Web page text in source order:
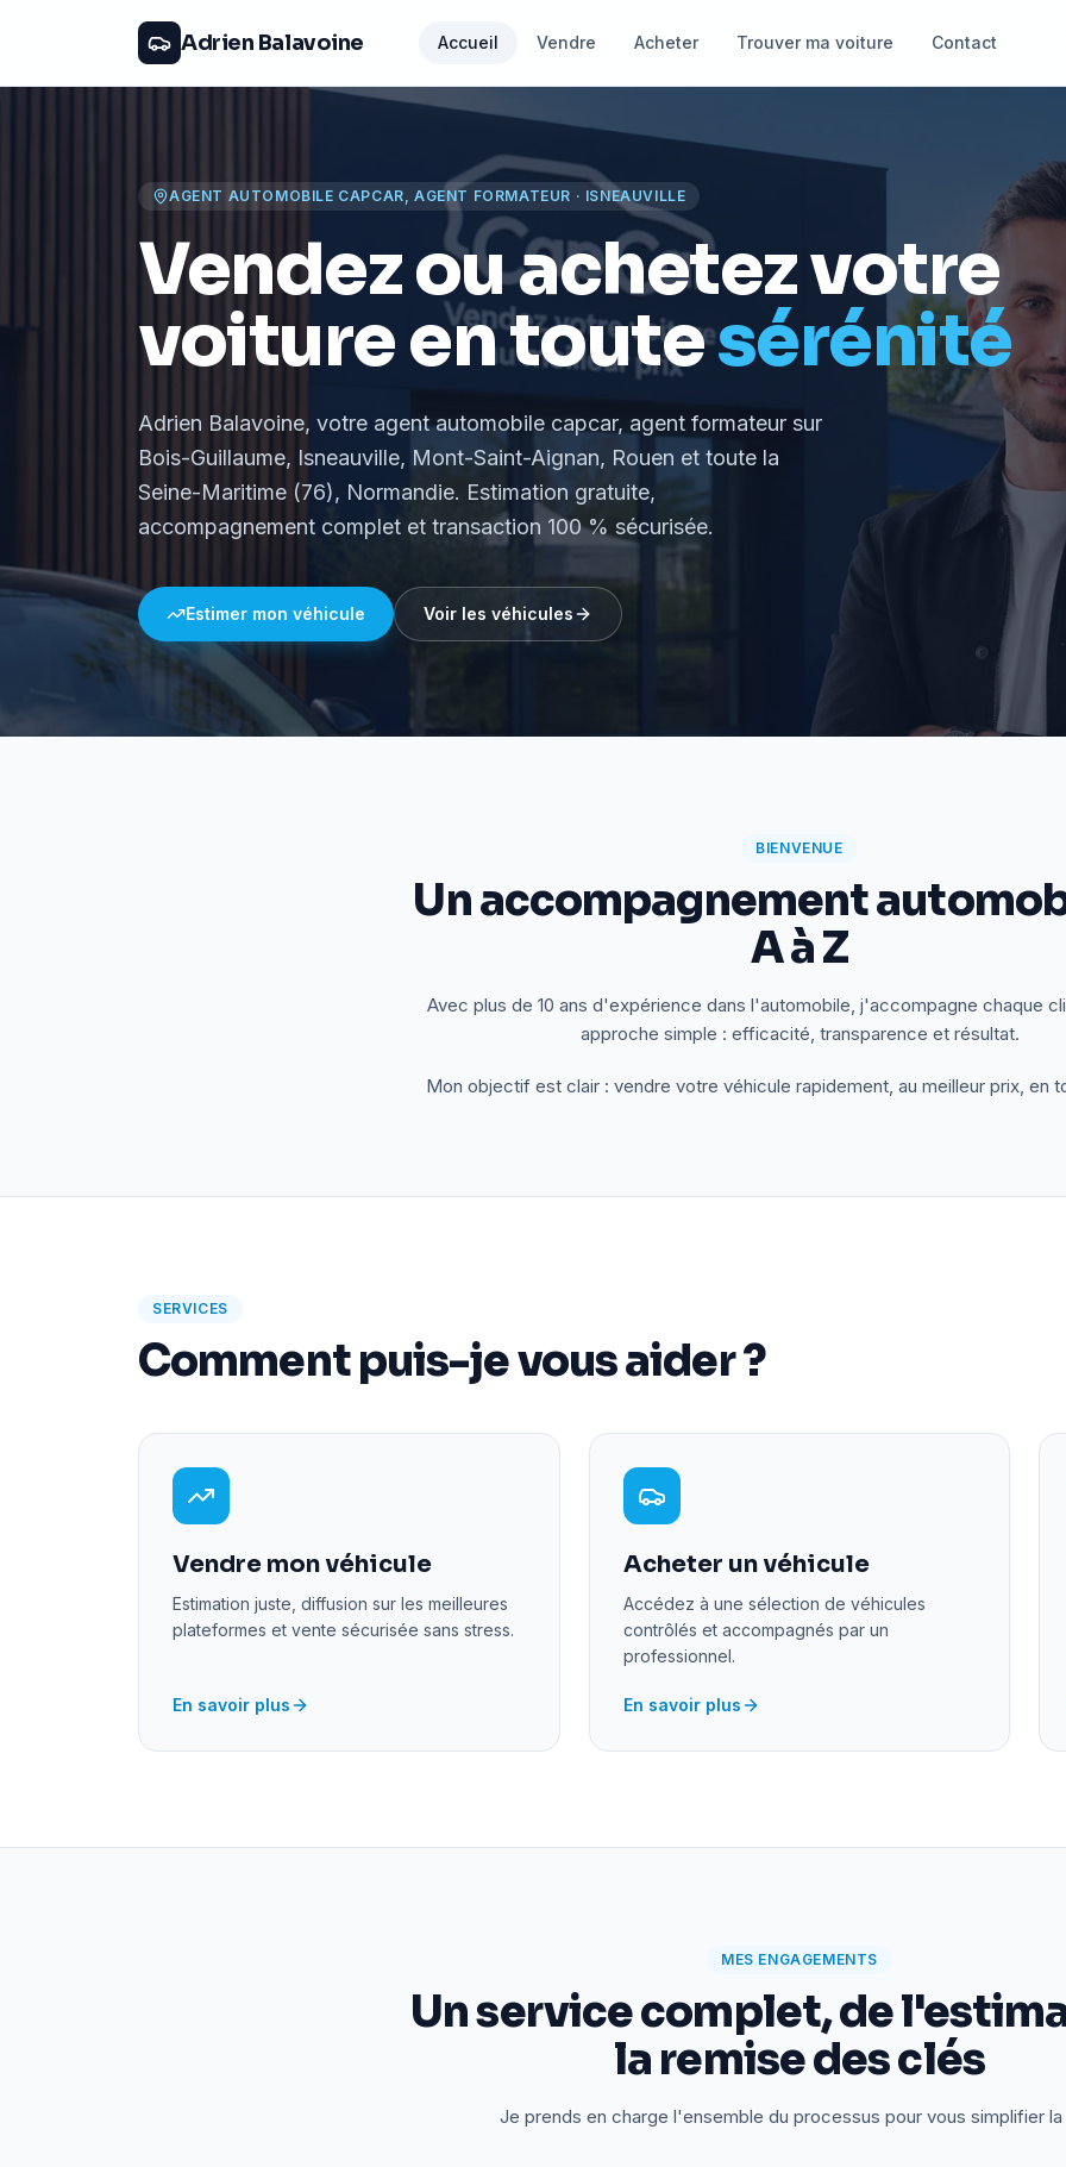
Adrien Balavoine Accueil Vendre Acheter Trouver ma voiture Contact
AGENT AUTOMOBILE CAPCAR, AGENT FORMATEUR · ISNEAUVILLE
Vendez ou achetez votre
voiture en toutesérénité
Adrien Balavoine, votre agent automobile capcar, agent formateur sur
Bois-Guillaume, Isneauville, Mont-Saint-Aignan, Rouen et toute la
Seine-Maritime (76), Normandie. Estimation gratuite,
accompagnement complet et transaction 100 % sécurisée.
Estimer mon véhicule Voir les véhicules
BIENVENUE
Un accompagnement
A à Z
Avec plus de 10 ans d'expérience dans l'automobile, j'accompagne chaque
approche simple : efficacité, transparence et résultat.
Mon objectif est clair : vendre votre véhicule rapidement, au meilleur prix, en
SERVICES
Comment puis-je vous aider ?
Vendre mon véhicule
Estimation juste, diffusion sur les meilleures
plateformes et vente sécurisée sans stress.
En savoir plus
Acheter un véhicule
Accédez à une sélection de véhicules
contrôlés et accompagnés par un
professionnel.
En savoir plus
MES ENGAGEMENTS
Un service complet, de
la remise des clés
Je prends en charge l'ensemble du processus pour vous simplifier la